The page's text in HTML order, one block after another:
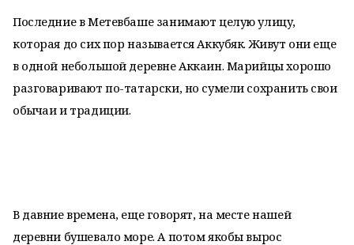
Последние в Метевбаше занимают целую улицу,
которая до сих пор называется Аккубяк. Живут они еще
в одной небольшой деревне Аккаин. Марийцы хорошо
разговаривают по-татарски, но сумели сохранить свои
обычаи и традиции.
В давние времена, еще говорят, на месте нашей
деревни бушевало море. А потом якобы вырос